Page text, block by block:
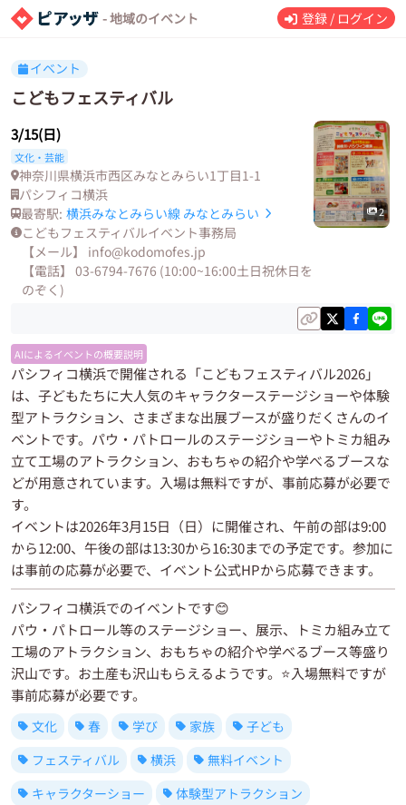
- 地域のイベント 登録 / ログイン
イベント
こどもフェスティバル
3/15(日)
文化・芸能
神奈川県横浜市西区みなとみらい1丁目1-1
パシフィコ横浜
最寄駅: 横浜みなとみらい線 みなとみらい
こどもフェスティバルイベント事務局
【メール】 info@kodomofes.jp
【電話】 03-6794-7676 (10:00~16:00土日祝休日を
のぞく)
2
AIによるイベントの概要説明
パシフィコ横浜で開催される「こどもフェスティバル2026」
は、子どもたちに大人気のキャラクターステージショーや体験
型アトラクション、さまざまな出展ブースが盛りだくさんのイ
ベントです。パウ・パトロールのステージショーやトミカ組み
立て工場のアトラクション、おもちゃの紹介や学べるブースな
どが用意されています。入場は無料ですが、事前応募が必要で
す。
イベントは2026年3月15日（日）に開催され、午前の部は9:00
から12:00、午後の部は13:30から16:30までの予定です。参加に
は事前の応募が必要で、イベント公式HPから応募できます。
パシフィコ横浜でのイベントです😊
パウ・パトロール等のステージショー、展示、トミカ組み立て
工場のアトラクション、おもちゃの紹介や学べるブース等盛り
沢山です。お土産も沢山もらえるようです。⭐入場無料ですが
事前応募が必要です。
文化 春 学び 家族
子ども
フェスティバル
横浜
無料イベント
キャラクターショー
体験型アトラクション